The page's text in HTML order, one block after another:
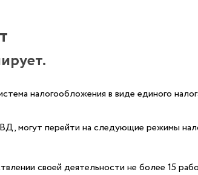
налогообложения в виде единого
могут перейти на следующие режимы
своей деятельности не более 15